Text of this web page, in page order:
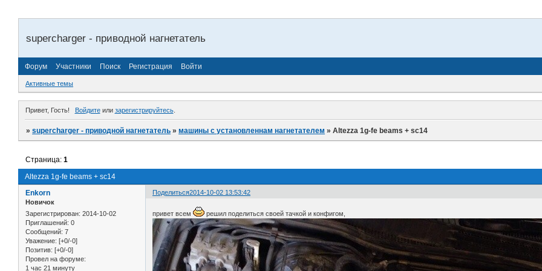
supercharger - приводной нагнетатель
Форум Участники Поиск Регистрация Войти
Активные темы
Привет, Гость! Войдитеили зарегистрируйтесь.
»supercharger - приводной нагнетатель »машины с установленнам нагнетателем »Altezza 1g-fe beams + sc14
Altezza 1g-fe beams + sc14
Страница:1
Поделиться2014-10-02 13:53:42
Enkorn
Новичок
Зарегистрирован: 2014-10-02
Приглашений: 0
Сообщений: 7
Уважение: [+0/-0]
Позитив: [+0/-0]
Провел на форуме:
1 час 21 минуту
привет всем решил поделиться своей тачкой и конфигом,